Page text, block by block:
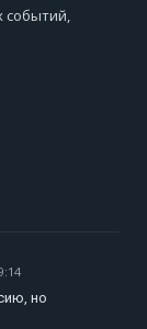
событий,
но